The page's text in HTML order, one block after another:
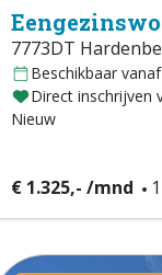
7773DT
Beschikbaar
Direct inschrijven
Nieuw
€ 1.325,- /mnd